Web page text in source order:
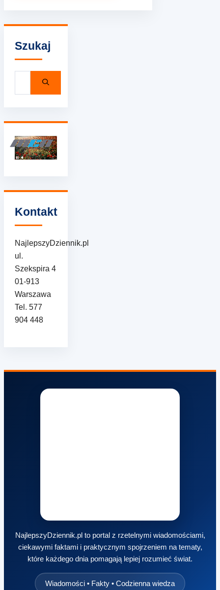
Szukaj
Kontakt
NajlepszyDziennik.pl
ul.
Szekspira 4
01-913
Warszawa
Tel. 577
904 448
NajlepszyDziennik.pl to portal z rzetelnymi wiadomościami,
ciekawymi faktami i praktycznym spojrzeniem na tematy,
które każdego dnia pomagają lepiej rozumieć świat.
Wiadomości • Fakty • Codzienna wiedza